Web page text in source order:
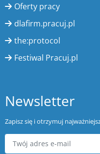
Oferty pracy
dlafirm.pracuj.pl
the:protocol
Festiwal Pracuj.pl
Newsletter
Zapisz się i otrzymuj